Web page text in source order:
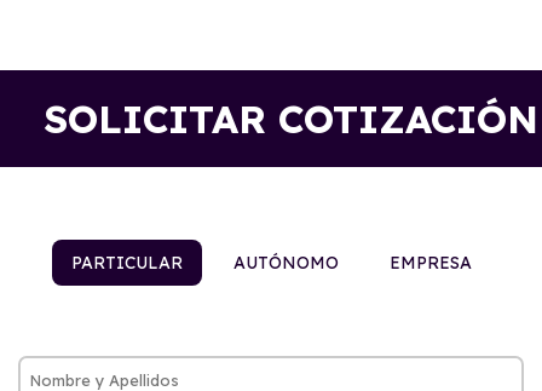
SOLICITAR COTIZACIÓN
PARTICULAR AUTÓNOMO EMPRESA